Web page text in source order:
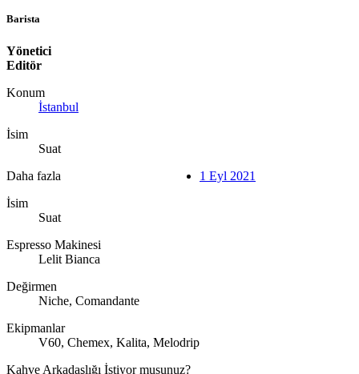
Barista
Yönetici
Editör
Konum
İstanbul
İsim
Suat
Daha fazla
İsim
Suat
Espresso Makinesi
Lelit Bianca
Değirmen
Niche, Comandante
Ekipmanlar
V60, Chemex, Kalita, Melodrip
Kahve Arkadaşlığı İstiyor musunuz?
1 Eyl 2021